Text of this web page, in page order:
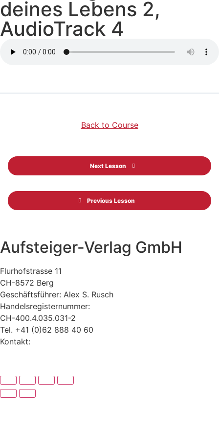
deines Lebens 2,
AudioTrack 4
Previous Lesson
Back to Course
Next Lesson
Aufsteiger-Verlag GmbH
Flurhofstrasse 11
CH-8572 Berg
Geschäftsführer: Alex S. Rusch
Handelsregisternummer:
CH-400.4.035.031-2
Tel. +41 (0)62 888 40 60
Kontakt: